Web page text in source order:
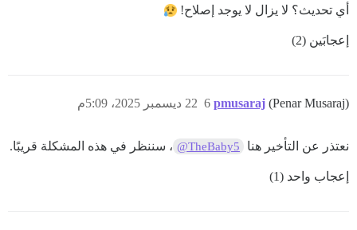
أي تحديث؟ لا يزال لا يوجد إصلاح!
إعجابَين (2)
pmusaraj (Penar Musaraj) 22 ديسمبر 2025، 5:09م 6
نعتذر عن التأخير هنا @TheBaby5 ، سننظر في هذه المشكلة قريبًا.
إعجاب واحد (1)